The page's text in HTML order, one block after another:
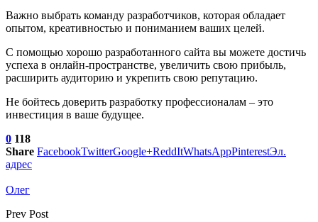
Важно выбрать команду разработчиков, которая обладает
опытом, креативностью и пониманием ваших целей.
С помощью хорошо разработанного сайта вы можете достичь
успеха в онлайн-пространстве, увеличить свою прибыль,
расширить аудиторию и укрепить свою репутацию.
Не бойтесь доверить разработку профессионалам – это
инвестиция в ваше будущее.
0 118
Share FacebookTwitterGoogle+ReddItWhatsAppPinterestЭл.
адрес
Олег
Prev Post